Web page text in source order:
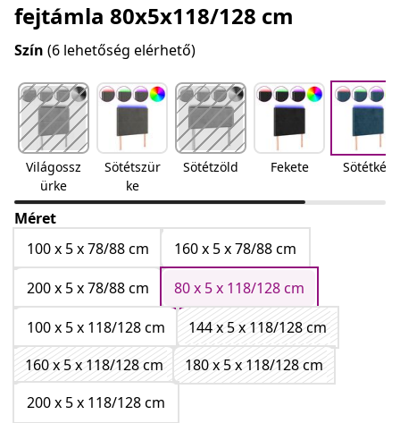
fejtámla 80x5x118/128 cm
Szín (6 lehetőség elérhető)
Világossz
ürke
Sötétszür
ke
Sötétzöld Fekete Sötétkék
Méret
100 x 5 x 78/88 cm
160 x 5 x 78/88 cm
200 x 5 x 78/88 cm
80 x 5 x 118/128 cm
100 x 5 x 118/128 cm
144 x 5 x 118/128 cm
160 x 5 x 118/128 cm
180 x 5 x 118/128 cm
200 x 5 x 118/128 cm